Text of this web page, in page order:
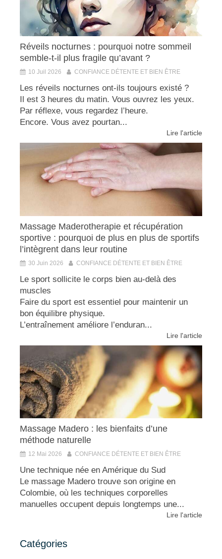
Réveils nocturnes : pourquoi notre sommeil
semble-t-il plus fragile qu’avant ?
10 Juil 2026 CONFIANCE DÉTENTE ET BIEN ÊTRE
Les réveils nocturnes ont-ils toujours existé ?
Il est 3 heures du matin. Vous ouvrez les yeux.
Par réflexe, vous regardez l’heure.
Encore. Vous avez pourtan...
Lire l'article
Massage Maderotherapie et récupération
sportive : pourquoi de plus en plus de sportifs
l’intègrent dans leur routine
30 Juin 2026 CONFIANCE DÉTENTE ET BIEN ÊTRE
Le sport sollicite le corps bien au-delà des
muscles
Faire du sport est essentiel pour maintenir un
bon équilibre physique.
L’entraînement améliore l’enduran...
Lire l'article
Massage Madero : les bienfaits d’une
méthode naturelle
12 Mai 2026 CONFIANCE DÉTENTE ET BIEN ÊTRE
Une technique née en Amérique du Sud
Le massage Madero trouve son origine en
Colombie, où les techniques corporelles
manuelles occupent depuis longtemps une...
Lire l'article
Catégories